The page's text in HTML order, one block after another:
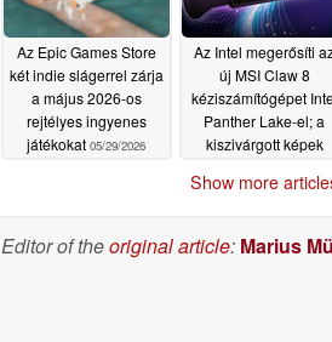
Az Epic Games Store
két indie slágerrel zárja
a május 2026-os
rejtélyes ingyenes
játékokat 05/29/2026
Az Intel megerősíti
új MSI Claw 8
kéziszámítógépet
Panther Lake-el; a
kiszivárgott képek
mutatnak05/29/2026
Show more
Editor of theoriginal article: Marius